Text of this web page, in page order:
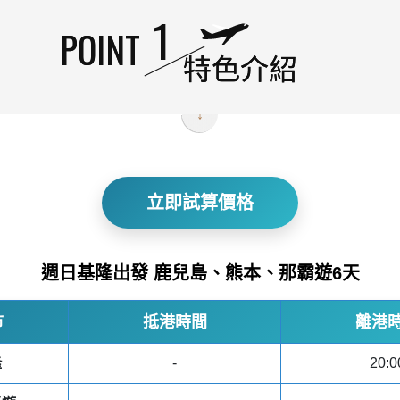
特色介紹
立即試算價格
週日基隆出發 鹿兒島、熊本、那霸遊6天
抵港時間 離港
-